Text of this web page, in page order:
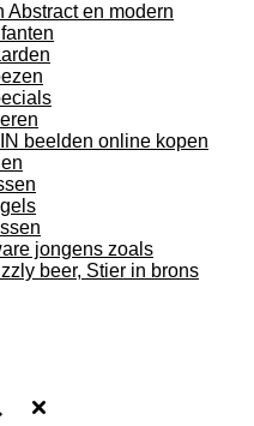
Abstract en modern
beelden online kopen
jongens zoals
beer, Stier in brons